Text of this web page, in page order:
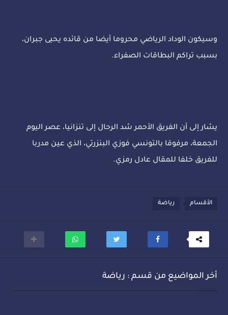
وسيكون الوداد الرياضي محروما أيضا من قائده يحيى جبران،
بسبب تراكم البطاقات الصفراء.
يشار إلى أن الفريق الأحمر شد الرحال إلى تنزانيا، عصر اليوم
الجمعة، مرفوقا بالتونسي فوزي البنزرتي، الذي عين مدربا
للفريق خلفا للمقال عادل رمزي.
الأقسام رياضة
أخر المواضيع من قسم : رياضة